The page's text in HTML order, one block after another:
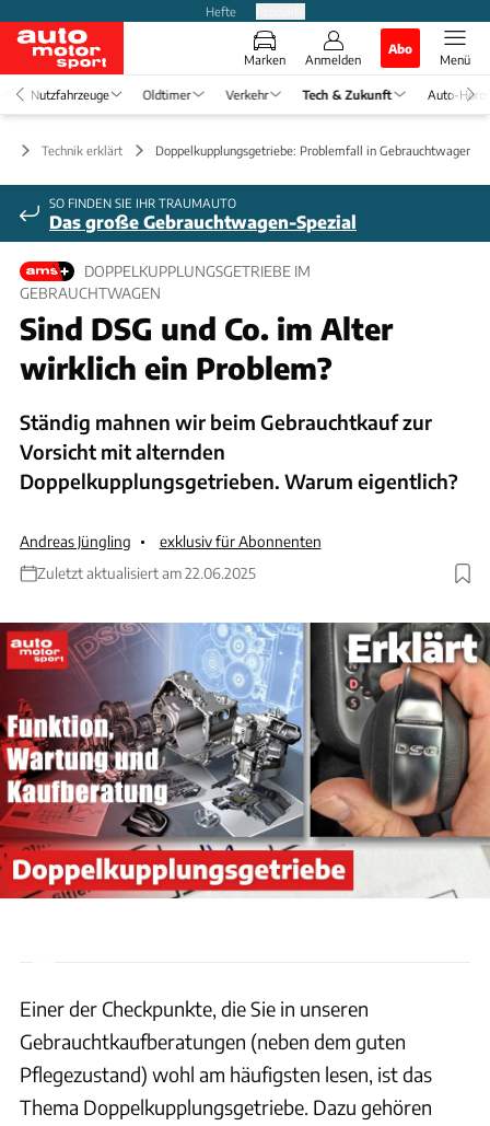
Hefte
Marken Anmelden
Abo
Menü
Nutzfahrzeuge Oldtimer Verkehr Tech & Zukunft Auto-
Technik erklärt Doppelkupplungsgetriebe: Problemfall in Gebrauchtwagen?
SO FINDEN SIE IHR TRAUMAUTO
Das große Gebrauchtwagen-Spezial
DOPPELKUPPLUNGSGETRIEBE IM
GEBRAUCHTWAGEN
Sind DSG und Co. im Alter
wirklich ein Problem?
Ständig mahnen wir beim Gebrauchtkauf zur
Vorsicht mit alternden
Doppelkupplungsgetrieben. Warum eigentlich?
Andreas Jüngling
exklusiv für Abonnenten
Zuletzt aktualisiert am 22.06.2025
ANZEIGE
Einer der Checkpunkte, die Sie in unseren
Gebrauchtkaufberatungen (neben dem guten
Pflegezustand) wohl am häufigsten lesen, ist das
Thema Doppelkupplungsgetriebe. Dazu gehören